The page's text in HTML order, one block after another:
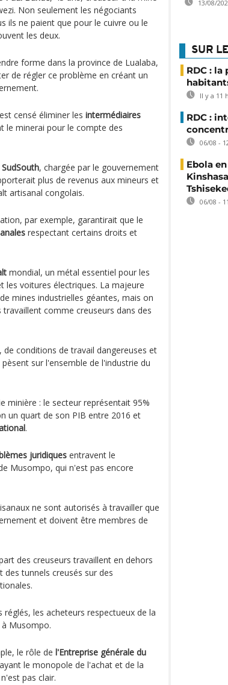
Non seulement les négociants
ils ne paient que pour le cuivre ou le
les deux.
forme dans la province de Lualaba,
de régler ce problème en créant un
censé éliminer les intermédiaires
le minerai pour le compte des
SudSouth, chargée par le gouvernement
plus de revenus aux mineurs et
artisanal congolais.
par exemple, garantirait que le
respectant certains droits et
mondial, un métal essentiel pour les
les voitures électriques. La majeure
mines industrielles géantes, mais on
comme creuseurs dans des
conditions de travail dangereuses et
sur l'ensemble de l'industrie du
minière : le secteur représentait 95%
un quart de son PIB entre 2016 et
.
juridiques entravent le
Musompo, qui n'est pas encore
ne sont autorisés à travailler que
et doivent être membres de
des creuseurs travaillent en dehors
des tunnels creusés sur des
les acheteurs respectueux de la
Musompo.
le rôle de l'Entreprise générale du
le monopole de l'achat et de la
pas clair.
13/08/
SUR
RDC : la
Il y a 11
RDC :
06/08 -
Ebola
06/08 -